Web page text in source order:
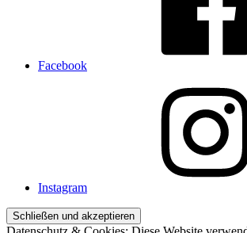
Facebook
Instagram